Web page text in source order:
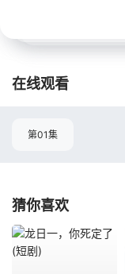
在线观看
第01集
猜你喜欢